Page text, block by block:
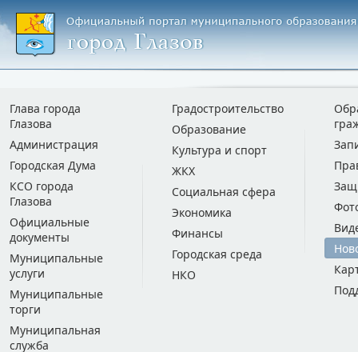
Глава города
Глазова
Администрация
Городская Дума
КСО города
Глазова
Официальные
документы
Муниципальные
услуги
Муниципальные
торги
Муниципальная
служба
Градостроительство
Образование
Культура и спорт
ЖКХ
Социальная сфера
Экономика
Финансы
Городская среда
НКО